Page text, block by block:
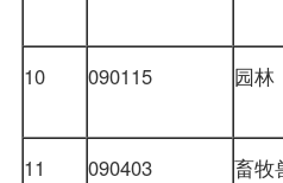
10 090115 园林
11 090403 畜牧